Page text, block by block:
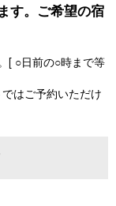
す。ご希望の宿
[ ○日前の○時まで等
はご予約いただけ